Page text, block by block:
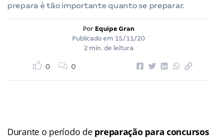
prepara é tão importante quanto se preparar.
Por Equipe Gran
Publicado em 15/11/20
2 min. de leitura
0 0
Durante o período de preparação para concursos